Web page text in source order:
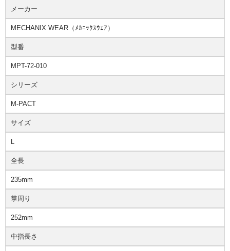
メーカー
MECHANIX WEAR（ﾒｶﾆｯｸｽｳｪｱ）
型番
MPT-72-010
シリーズ
M-PACT
サイズ
L
全長
235mm
掌周り
252mm
中指長さ